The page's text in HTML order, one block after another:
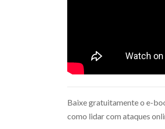
Baixe gratuitamente o e-
como lidar com ataques